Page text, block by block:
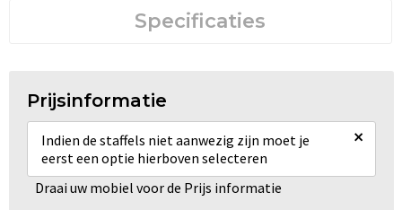
Specificaties
Prijsinformatie
Indien de staffels niet aanwezig zijn moet je
eerst een optie hierboven selecteren
×
Draai uw mobiel voor de Prijs informatie